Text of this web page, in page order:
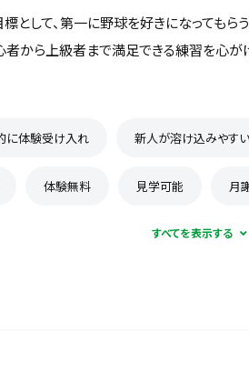
として、第一に野球を好きになってもら
者から上級者まで満足できる練習を心
に体験受け入れ 新人が溶け込みやすい
体験無料 見学可能 月
保護者の当番なし